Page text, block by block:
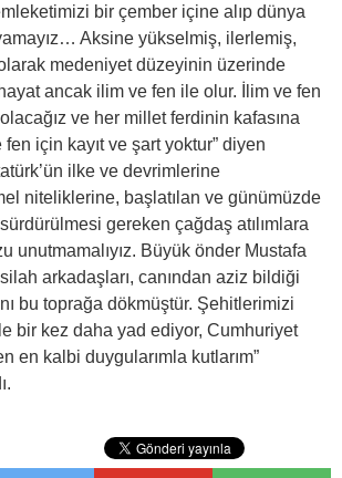
bir çember içine alıp dünya
Aksine yükselmiş, ilerlemiş,
medeniyet düzeyinin üzerinde
ancak ilim ve fen ile olur. İlim ve fen
ve her millet ferdinin kafasına
fen için kayıt ve şart yoktur” diyen
ilke ve devrimlerine
niteliklerine, başlatılan ve günümüzde
gereken çağdaş atılımlara
unutmamalıyız. Büyük önder Mustafa
arkadaşları, canından aziz bildiği
bu toprağa dökmüştür. Şehitlerimizi
bir kez daha yad ediyor, Cumhuriyet
en kalbi duygularımla kutlarım”